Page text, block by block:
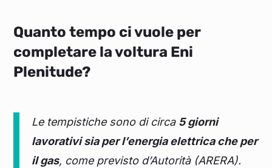
Quanto tempo ci vuole per
completare la voltura Eni
Plenitude?
Le tempistiche sono di circa 5 giorni
lavorativi sia per l’energia elettrica che per
il gas, come previsto d’Autorità (ARERA).